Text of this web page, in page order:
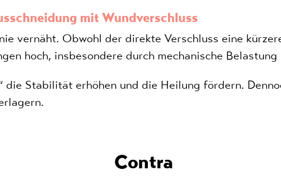
mit Wundverschluss
vernäht. Obwohl der direkte Verschluss eine
hoch, insbesondere durch mechanische
die Stabilität erhöhen und die Heilung fördern.
Contra